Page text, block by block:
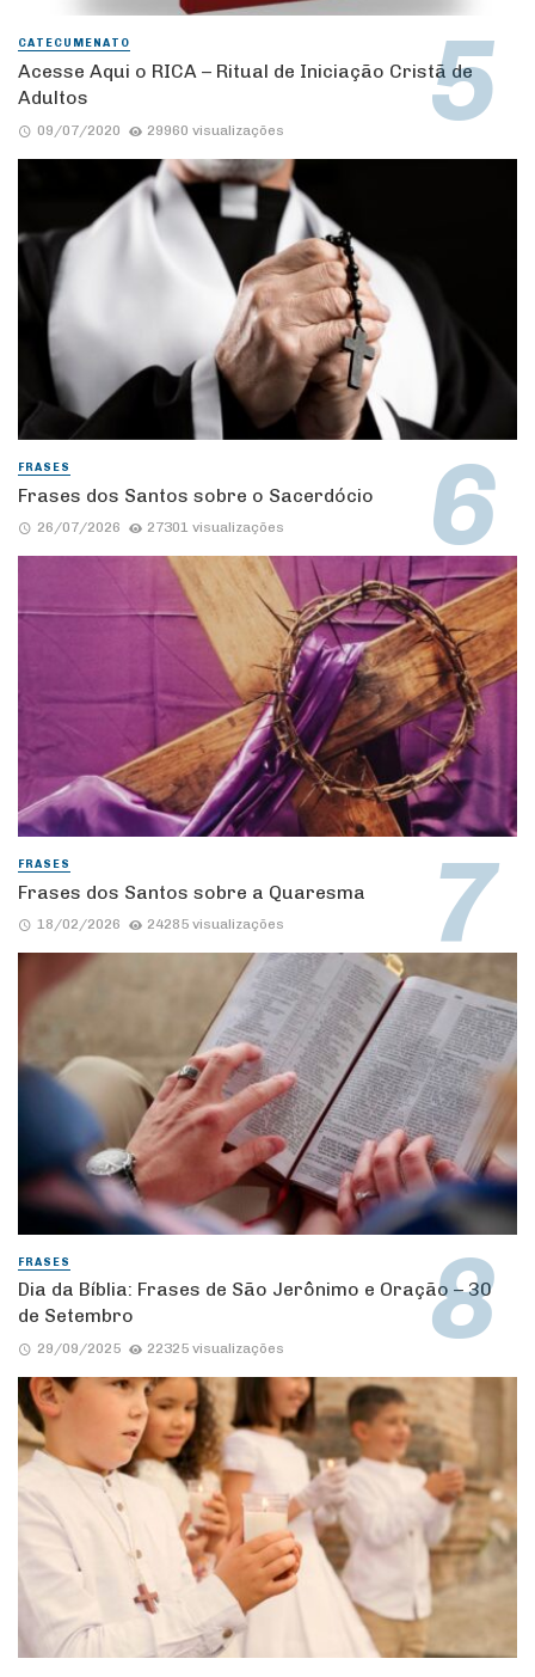
CATECUMENATO
Acesse Aqui o RICA – Ritual de Iniciação Cristã de
Adultos
09/07/2020 29960 visualizações
FRASES
Frases dos Santos sobre o Sacerdócio
26/07/2026 27301 visualizações
FRASES
Frases dos Santos sobre a Quaresma
18/02/2026 24285 visualizações
FRASES
Dia da Bíblia: Frases de São Jerônimo e Oração – 30
de Setembro
29/09/2025 22325 visualizações